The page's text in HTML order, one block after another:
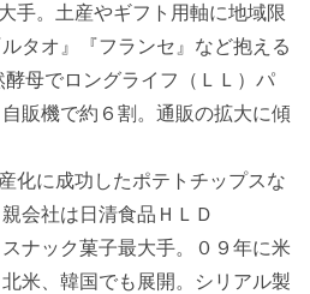
手。土産やギフト用軸に地域限
タオ』『フランセ』など抱える
母でロングライフ（ＬＬ）パ
販機で約６割。通販の拡大に傾
化に成功したポテトチップスな
会社は日清食品ＨＬＤ
ナック菓子最大手。０９年に米
米、韓国でも展開。シリアル製